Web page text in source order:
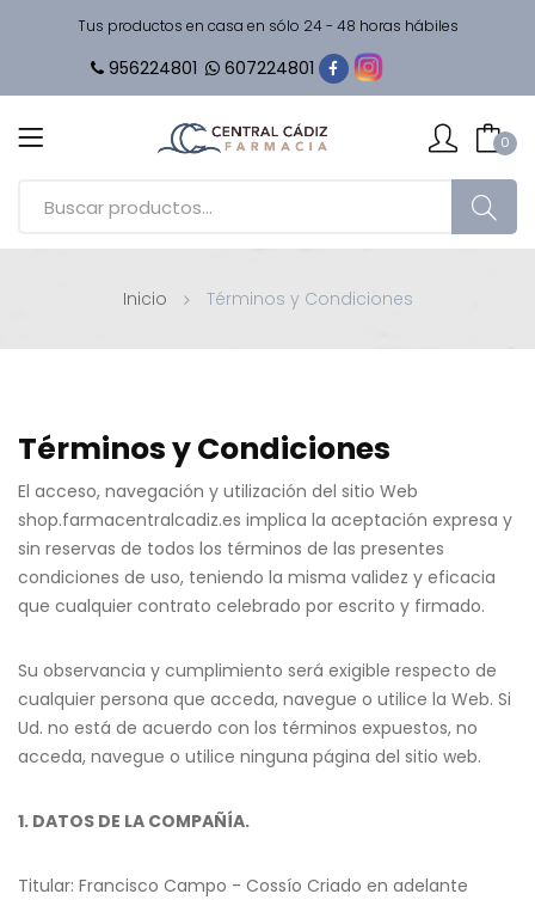
Tus productos en casa en sólo 24 - 48 horas hábiles
956224801 607224801
0
Inicio Términos y Condiciones
Términos y Condiciones
El acceso, navegación y utilización del sitio Web
shop.farmacentralcadiz.es implica la aceptación expresa y
sin reservas de todos los términos de las presentes
condiciones de uso, teniendo la misma validez y eficacia
que cualquier contrato celebrado por escrito y firmado.
Su observancia y cumplimiento será exigible respecto de
cualquier persona que acceda, navegue o utilice la Web. Si
Ud. no está de acuerdo con los términos expuestos, no
acceda, navegue o utilice ninguna página del sitio web.
1. DATOS DE LA COMPAÑÍA.
Titular: Francisco Campo - Cossío Criado en adelante